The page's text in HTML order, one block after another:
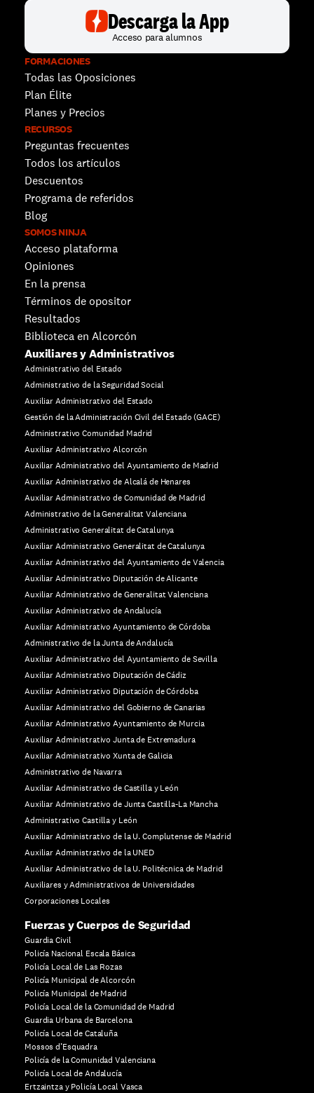
FORMACIONES
Todas las Oposiciones
Plan Élite
Planes y Precios
RECURSOS
Preguntas frecuentes
Todos los artículos
Descuentos
Programa de referidos
Blog
SOMOS NINJA
Acceso plataforma
Opiniones
En la prensa
Términos de opositor
Resultados
Biblioteca en Alcorcón
Descarga la App
Acceso para alumnos
Auxiliares y Administrativos
Administrativo del Estado
Administrativo de la Seguridad Social
Auxiliar Administrativo del Estado
Gestión de la Administración Civil del Estado (GACE)
Administrativo Comunidad Madrid
Auxiliar Administrativo Alcorcón
Auxiliar Administrativo del Ayuntamiento de Madrid
Auxiliar Administrativo de Alcalá de Henares
Auxiliar Administrativo de Comunidad de Madrid
Administrativo de la Generalitat Valenciana
Administrativo Generalitat de Catalunya
Auxiliar Administrativo Generalitat de Catalunya
Auxiliar Administrativo del Ayuntamiento de Valencia
Auxiliar Administrativo Diputación de Alicante
Auxiliar Administrativo de Generalitat Valenciana
Auxiliar Administrativo de Andalucía
Auxiliar Administrativo Ayuntamiento de Córdoba
Administrativo de la Junta de Andalucía
Auxiliar Administrativo del Ayuntamiento de Sevilla
Auxiliar Administrativo Diputación de Cádiz
Auxiliar Administrativo Diputación de Córdoba
Auxiliar Administrativo del Gobierno de Canarias
Auxiliar Administrativo Ayuntamiento de Murcia
Auxiliar Administrativo Junta de Extremadura
Auxiliar Administrativo Xunta de Galicia
Administrativo de Navarra
Auxiliar Administrativo de Castilla y León
Auxiliar Administrativo de Junta Castilla-La Mancha
Administrativo Castilla y León
Auxiliar Administrativo de la U. Complutense de Madrid
Auxiliar Administrativo de la UNED
Auxiliar Administrativo de la U. Politécnica de Madrid
Auxiliares y Administrativos de Universidades
Corporaciones Locales
Fuerzas y Cuerpos de Seguridad
Guardia Civil
Policía Nacional Escala Básica
Policía Local de Las Rozas
Policía Municipal de Alcorcón
Policía Municipal de Madrid
Policía Local de la Comunidad de Madrid
Guardia Urbana de Barcelona
Policía Local de Cataluña
Mossos d’Esquadra
Policía de la Comunidad Valenciana
Policía Local de Andalucía
Ertzaintza y Policía Local Vasca